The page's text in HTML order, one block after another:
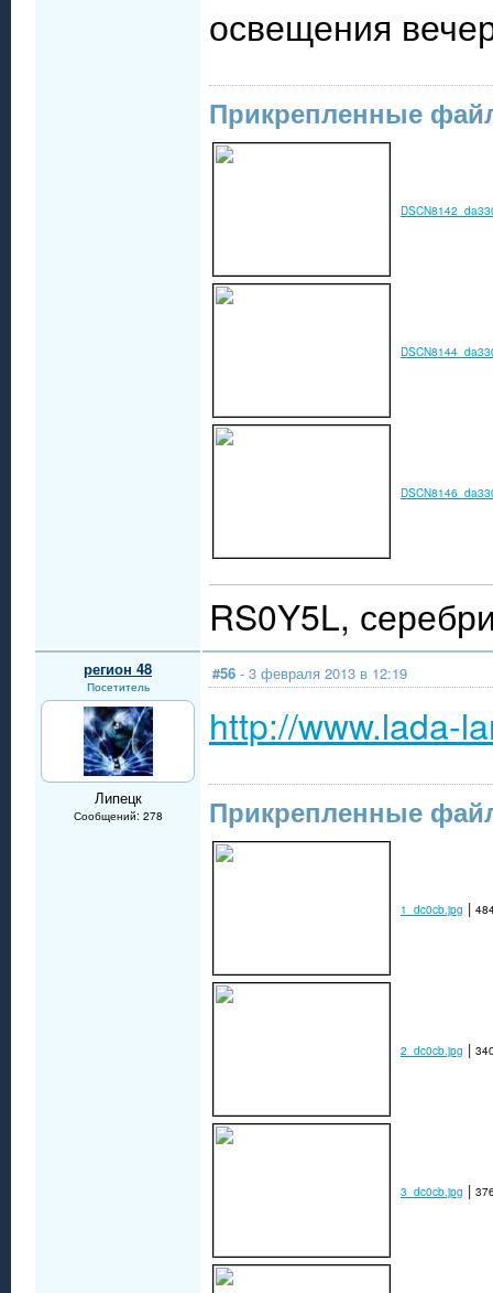
освещения
Прикрепленные
RS0Y5L,
регион 48
Посетитель
Липецк
Сообщений: 278
#56 - 3 февраля 2013 в 12:19
http://www.lada-
Прикрепленные
1_dc0cb.jpg |
2_dc0cb.jpg |
3_dc0cb.jpg |